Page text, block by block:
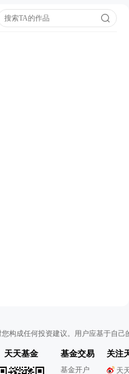
成任何投资建议。用户应基于自己
天天基金 基金交易
基金开户
关注
天